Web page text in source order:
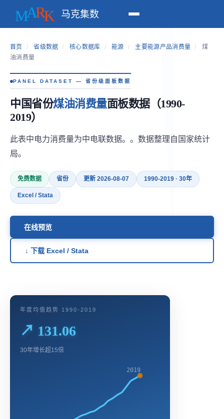
马克集数
首页 / 省级数据 / 核心数据库 / 能源 / 主要能源产品消费量 /
煤
油消费量
PANEL DATASET — 省份级面板数据
中国省份煤油消费量面板数据（1990-
2019）
此表中电力消费量为中电联数据。。数据整理自国家统计
局。
免费数据 省份 更新 2026-08-07 1990-2019 · 30年
Excel / Stata
在线预览
↓ 下载 Excel / Stata
年度均值趋势 1990-2019
↗ 131.06
30年增长超15倍
2019